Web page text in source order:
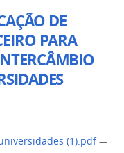
DE
PARA
(1).pdf —